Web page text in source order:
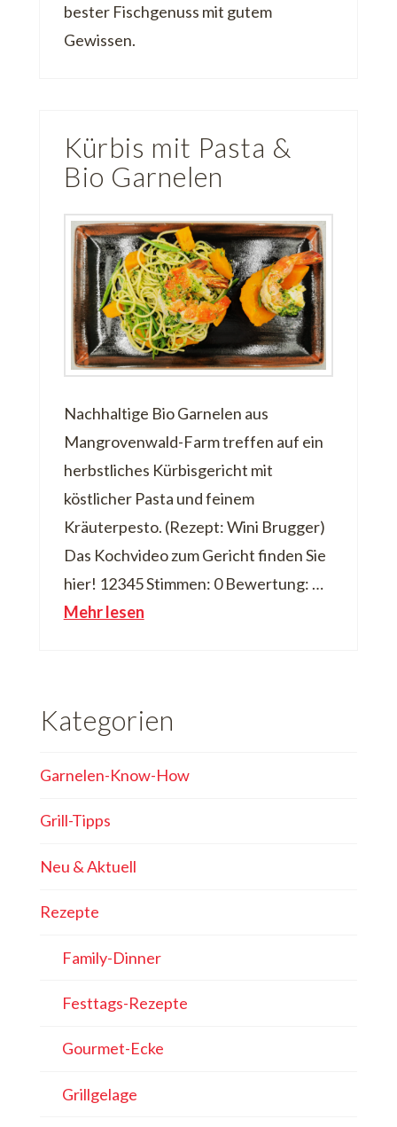
bester Fischgenuss mit gutem
Gewissen.
Kürbis mit Pasta &
Bio Garnelen
Nachhaltige Bio Garnelen aus
Mangrovenwald-Farm treffen auf ein
herbstliches Kürbisgericht mit
köstlicher Pasta und feinem
Kräuterpesto. (Rezept: Wini Brugger)
Das Kochvideo zum Gericht finden Sie
hier! 12345 Stimmen: 0 Bewertung: …
Mehr lesen
Kategorien
Garnelen-Know-How
Grill-Tipps
Neu & Aktuell
Rezepte
Family-Dinner
Festtags-Rezepte
Gourmet-Ecke
Grillgelage